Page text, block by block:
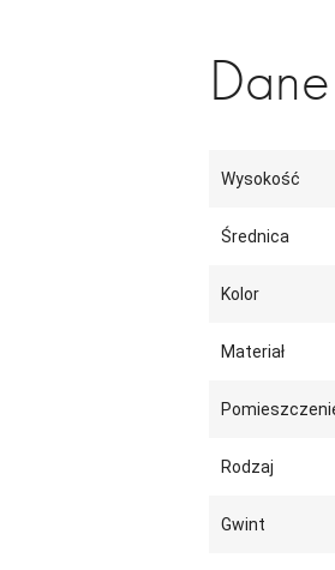
Wysokość
Średnica
Kolor
Materiał
Rodzaj
Gwint